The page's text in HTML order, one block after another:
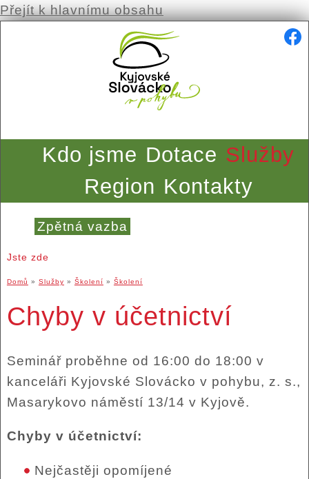
Přejít k hlavnímu obsahu
Kdo jsme Dotace Služby
Region Kontakty
Zpětná vazba
Jste zde
Domů » Služby » Školení » Školení
Chyby v účetnictví
Seminář proběhne od 16:00 do 18:00 v
kanceláři Kyjovské Slovácko v pohybu, z. s.,
Masarykovo náměstí 13/14 v Kyjově.
Chyby v účetnictví:
Nejčastěji opomíjené